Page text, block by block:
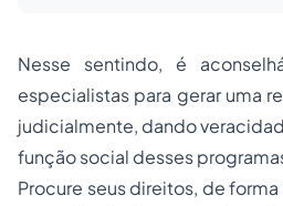
Nesse sentindo, é
especialistas para gerar uma
judicialmente, dando
função social desses
Procure seus direitos, de